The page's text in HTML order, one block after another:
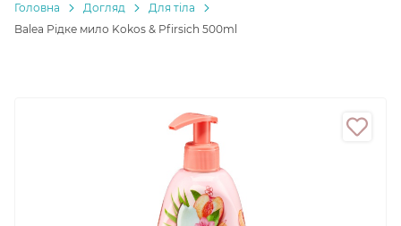
Головнa Догляд
Для тіла
Balea Рідке мило Kokos & Pfirsich 500ml